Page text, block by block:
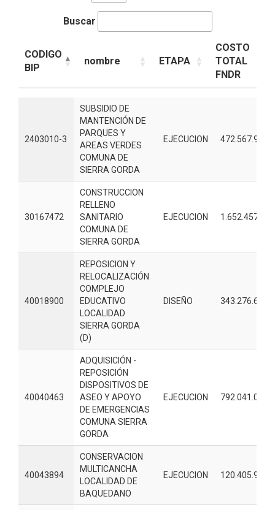
Buscar
CODIGO
BIP
nombre ETAPA
COSTO
TOTAL
FNDR
nombre
2403010-3
SUBSIDIO DE
MANTENCIÓN DE
PARQUES Y
AREAS VERDES
COMUNA DE
SIERRA GORDA
EJECUCION 472.567.976
30167472
CONSTRUCCION
RELLENO
SANITARIO
COMUNA DE
SIERRA GORDA
EJECUCION 1.652.457.252
40018900
REPOSICION Y
RELOCALIZACIÓN
COMPLEJO
EDUCATIVO
LOCALIDAD
SIERRA GORDA
(D)
DISEÑO 343.276.671
40040463
ADQUISICIÓN -
REPOSICIÓN
DISPOSITIVOS DE
ASEO Y APOYO
DE EMERGENCIAS
COMUNA SIERRA
GORDA
EJECUCION 792.041.000
40043894
CONSERVACION
MULTICANCHA
LOCALIDAD DE
BAQUEDANO
EJECUCION 120.405.991